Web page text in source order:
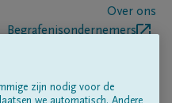
Over ons
Begrafenisondernemers
zijn nodig voor de